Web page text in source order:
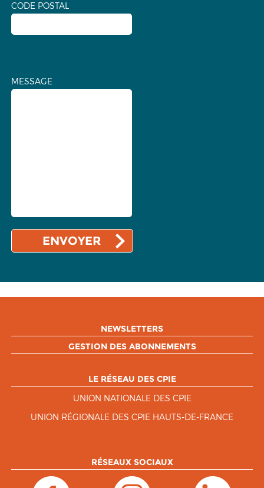
CODE POSTAL
MESSAGE
NEWSLETTERS
GESTION DES ABONNEMENTS
LE RÉSEAU DES CPIE
UNION NATIONALE DES CPIE
UNION RÉGIONALE DES CPIE HAUTS-DE-FRANCE
RÉSEAUX SOCIAUX